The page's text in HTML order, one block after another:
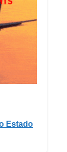
Estado